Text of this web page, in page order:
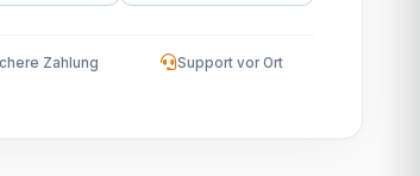
Zahlung Support vor Ort